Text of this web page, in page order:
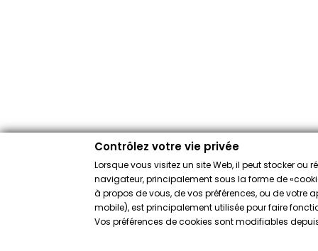
Contrôlez votre vie privée
Lorsque vous visitez un site Web, il peut stocker ou
navigateur, principalement sous la forme de
à propos de vous, de vos préférences, ou de votre
mobile), est principalement utilisée pour faire
Vos préférences de cookies sont modifiables